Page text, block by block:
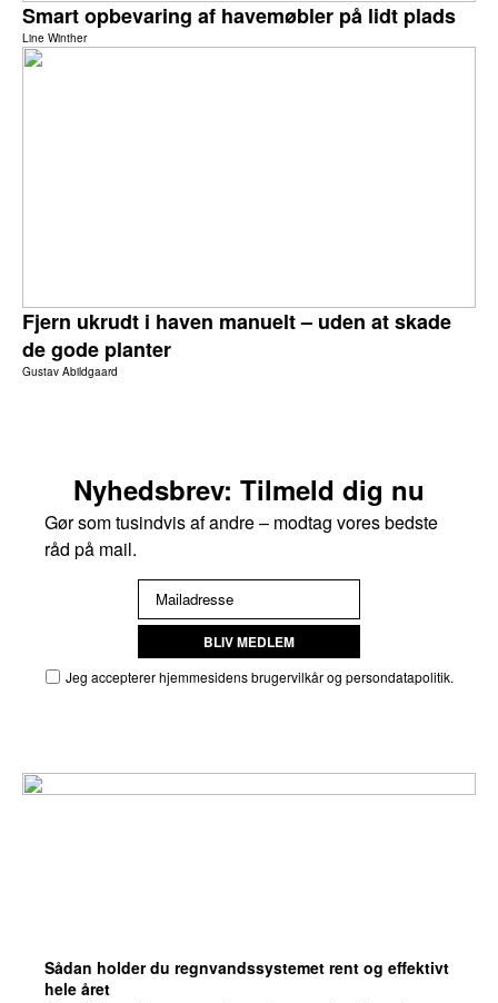
Smart opbevaring af havemøbler på lidt plads
Line Winther
Fjern ukrudt i haven manuelt – uden at skade
de gode planter
Gustav Abildgaard
Nyhedsbrev: Tilmeld dig nu
Gør som tusindvis af andre – modtag vores bedste
råd på mail.
BLIV MEDLEM
Jeg accepterer hjemmesidens brugervilkår og persondatapolitik.
haveprojekter i
Sådan holder du regnvandssystemet rent og effektivt
hele året